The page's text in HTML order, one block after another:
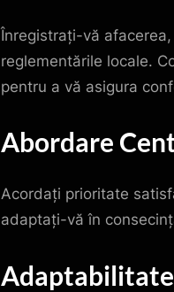
Înregistrați-vă
reglementările locale.
pentru a vă asigura
Abordare
Acordați prioritate
adaptați-vă în